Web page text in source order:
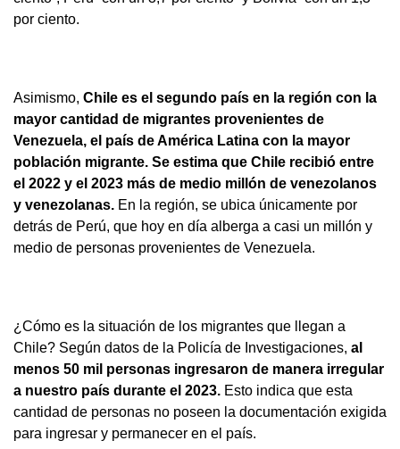
por ciento.
Asimismo, Chile es el segundo país en la región con la
mayor cantidad de migrantes provenientes de
Venezuela, el país de América Latina con la mayor
población migrante. Se estima que Chile recibió entre
el 2022 y el 2023 más de medio millón de venezolanos
y venezolanas. En la región, se ubica únicamente por
detrás de Perú, que hoy en día alberga a casi un millón y
medio de personas provenientes de Venezuela.
¿Cómo es la situación de los migrantes que llegan a
Chile? Según datos de la Policía de Investigaciones, al
menos 50 mil personas ingresaron de manera irregular
a nuestro país durante el 2023. Esto indica que esta
cantidad de personas no poseen la documentación exigida
para ingresar y permanecer en el país.